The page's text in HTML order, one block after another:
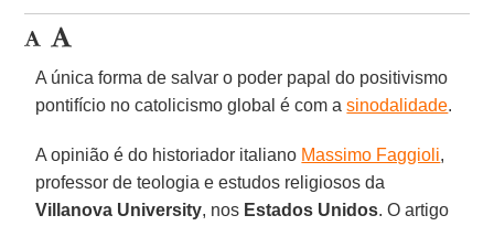
A única forma de salvar o poder papal do positivismo
pontifício no catolicismo global é com asinodalidade.
A opinião é do historiador italiano Massimo Faggioli,
professor de teologia e estudos religiosos da
Villanova University, nos Estados Unidos. O artigo